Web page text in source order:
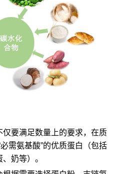
要满足数量上的要求，在质
需氨基酸”的优质蛋白（包括
奶等）。